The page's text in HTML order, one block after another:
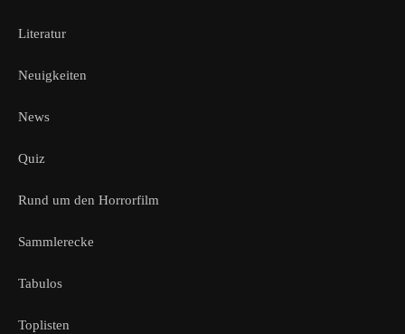
Literatur
Neuigkeiten
News
Quiz
Rund um den Horrorfilm
Sammlerecke
Tabulos
Toplisten